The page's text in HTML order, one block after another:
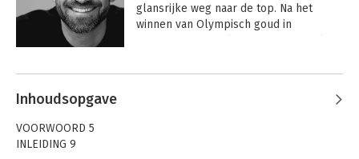
glansrijke weg naar de top. Na het
winnen van Olympisch goud in
talenten op ander gebied te
First Energy Gum, produceert zijn eigen
Andere boeken door Mark Tuitert
Inhoudsopgave
VOORWOORD 5
INLEIDING 9